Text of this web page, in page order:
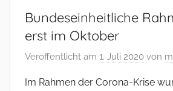
Bundeseinheitliche
erst im Oktober
Veröffentlicht am 1. Juli 2020 von
Im Rahmen der Corona-Krise